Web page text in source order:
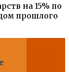
на 15% по
прошлого